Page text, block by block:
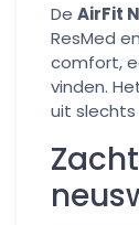
De AirFit
ResMed
comfort,
vinden.
uit slechts